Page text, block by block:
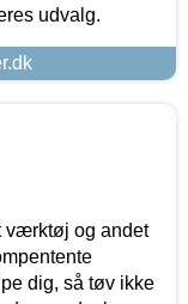
udvalg.
værktøj og andet
dig, så tøv ikke